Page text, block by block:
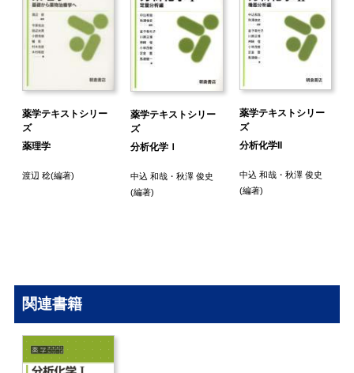
薬学テキストシリー
ズ
薬理学
渡辺 稔(編著)
薬学テキストシリー
ズ
分析化学Ｉ
中込 和哉 ・秋澤 俊史
(編著)
薬学テキストシリー
ズ
分析化学II
中込 和哉・ 秋澤 俊史
(編著)
関連書籍